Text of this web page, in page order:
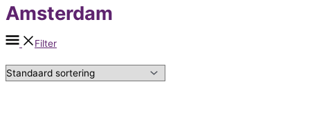
Amsterdam
Filter